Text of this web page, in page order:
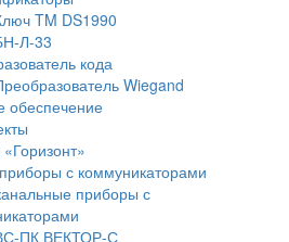
TM DS1990
Л-33
кода
Wiegand
обеспечение
с коммуникаторами
приборы с
ПК ВЕКТОР-С